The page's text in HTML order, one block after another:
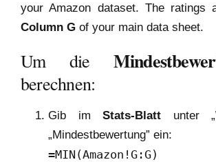
your Amazon dataset. The ratings
Column G of your main data sheet.
Um die
berechnen:
Gib imStats-Blatt unter
„Mindestbewertung” ein:
=MIN(Amazon!G:G)